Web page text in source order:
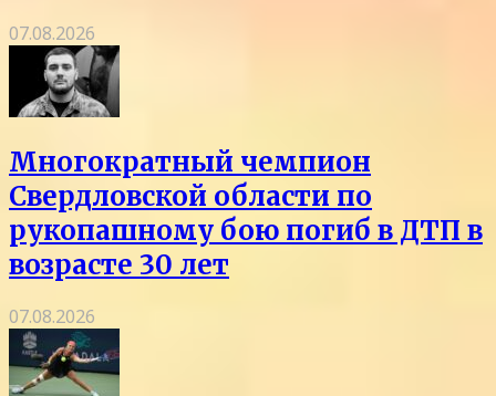
07.08.2026
Многократный чемпион
Свердловской области по
рукопашному бою погиб в ДТП в
возрасте 30 лет
07.08.2026